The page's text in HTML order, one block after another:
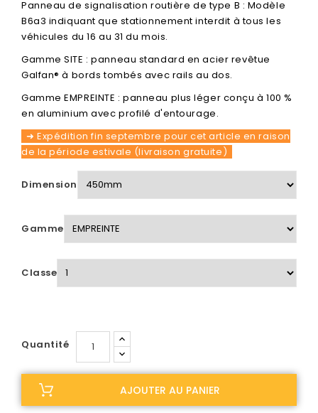
Panneau de signalisation routière de type B : Modèle
B6a3 indiquant que stationnement interdit à tous les
véhicules du 16 au 31 du mois.
Gamme SITE : panneau standard en acier revêtue
Galfan® à bords tombés avec rails au dos.
Gamme EMPREINTE : panneau plus léger conçu à 100 %
en aluminium avec profilé d'entourage.
➜ Expédition fin septembre pour cet article en raison
de la période estivale (livraison gratuite)
Dimension
Gamme
Classe
Quantité
AJOUTER AU PANIER